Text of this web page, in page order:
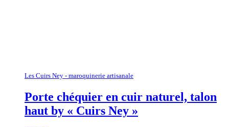
Les Cuirs Ney - maroquinerie artisanale
Porte chéquier en cuir naturel, talon
haut by « Cuirs Ney »